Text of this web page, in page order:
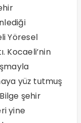
Yöresel
Kocaeli’nin
yüz tutmuş
şehir
yine